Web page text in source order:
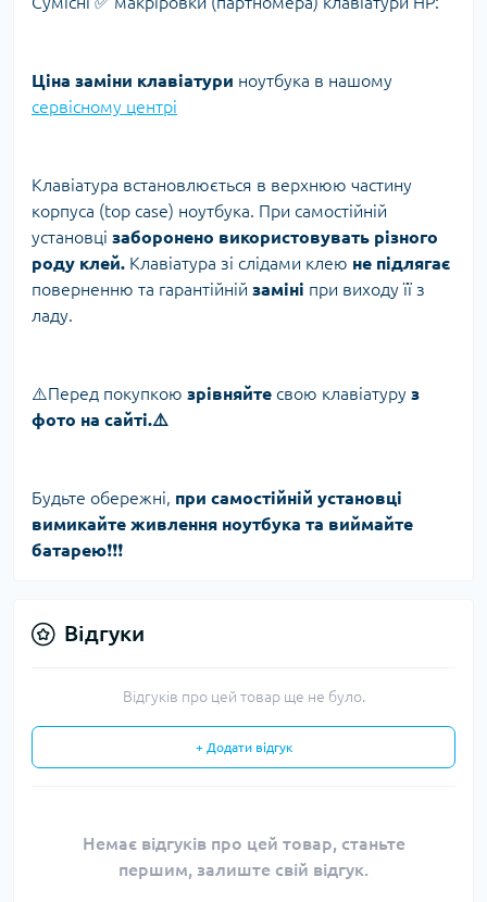
Ціна заміни клавіатури ноутбука в нашому
сервісному центрі
Клавіатура встановлюється в верхнюю частину
корпуса (top case) ноутбука. При самостійній
установці заборонено використовувать різного
роду клей. Клавіатура зі слідами клею не підлягає
поверненню та гарантійній заміні при виходу її з
ладу.
⚠️Перед покупкою зрівняйте свою клавіатуру з
фото на сайті.⚠️
Будьте обережні, при самостійній установці
вимикайте живлення ноутбука та виймайте
батарею❗️❗️❗️
Відгуки
Відгуків про цей товар ще не було.
+ Додати відгук
Немає відгуків про цей товар, станьте
першим, залиште свій відгук.